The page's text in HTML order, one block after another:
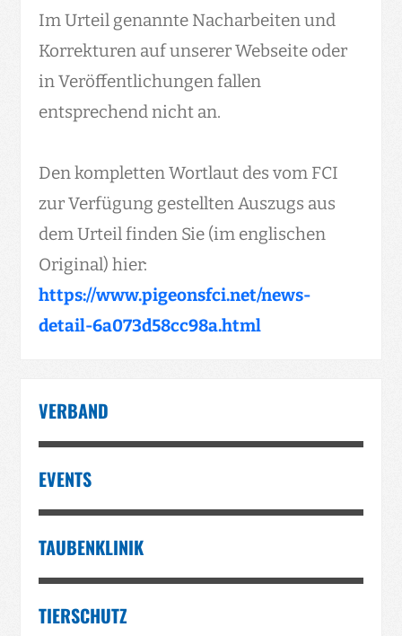
Im Urteil genannte Nacharbeiten und
Korrekturen auf unserer Webseite oder
in Veröffentlichungen fallen
entsprechend nicht an.
Den kompletten Wortlaut des vom FCI
zur Verfügung gestellten Auszugs aus
dem Urteil finden Sie (im englischen
Original) hier:
https://www.pigeonsfci.net/news-
detail-6a073d58cc98a.html
VERBAND
EVENTS
TAUBENKLINIK
TIERSCHUTZ